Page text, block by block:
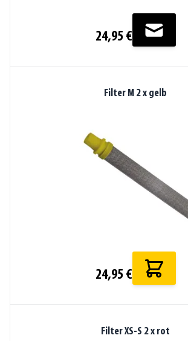
24,95 €
Filter M 2 x gelb
24,95 €
Filter XS-S 2 x rot